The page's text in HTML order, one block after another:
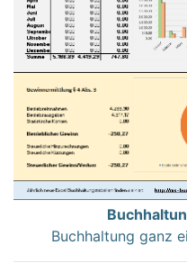
Buchhaltung ganz